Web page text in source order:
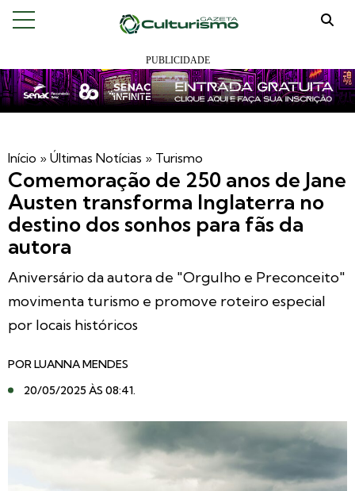
Início » Últimas Notícias » Turismo
Comemoração de 250 anos de Jane
Austen transforma Inglaterra no
destino dos sonhos para fãs da
autora
Aniversário da autora de "Orgulho e Preconceito"
movimenta turismo e promove roteiro especial
por locais históricos
PORLUANNA MENDES
20/05/2025 ÀS 08:41.